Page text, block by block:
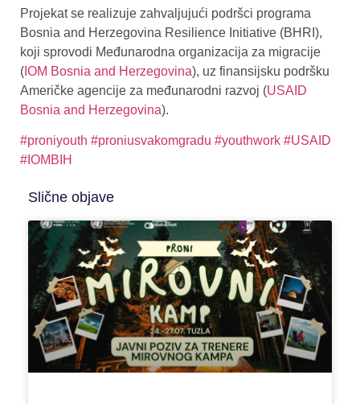
Projekat se realizuje zahvaljujući podršci programa
Bosnia and Herzegovina Resilience Initiative (BHRI),
koji sprovodi Međunarodna organizacija za migracije
( IOM Bosnia and Herzegovina), uz finansijsku podršku
Američke agencije za međunarodni razvoj (USAID
Bosnia and Herzegovina).
#proniyouth #proniusvakomgradu #youthwork #USAID
#IOMBIH
Slične objave